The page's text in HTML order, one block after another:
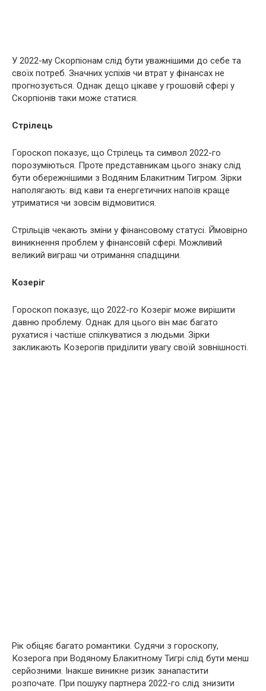
У 2022-му Скорпіонам слід бути уважнішими до себе та
своїх потреб. Значних успіхів чи втрат у фінансах не
прогнозується. Однак дещо цікаве у грошовій сфері у
Скорпіонів таки може статися.
Стрілець
Гороскоп показує, що Стрілець та символ 2022-го
порозуміються. Проте представникам цього знаку слід
бути обережнішими з Водяним Блакитним Тигром. Зірки
наполягають: від кави та енергетичних напоїв краще
утриматися чи зовсім відмовитися.
Стрільців чекають зміни у фінансовому статусі. Ймовірно
виникнення проблем у фінансовій сфері. Можливий
великий виграш чи отримання спадщини.
Козеріг
Гороскоп показує, що 2022-го Козеріг може вирішити
давню проблему. Однак для цього він має багато
рухатися і частіше спілкуватися з людьми. Зірки
закликають Козерогів приділити увагу своїй зовнішності.
Рік обіцяє багато романтики. Судячи з гороскопу,
Козерога при Водяному Блакитному Тигрі слід бути менш
серйозними. Інакше виникне ризик занапастити
розпочате. При пошуку партнера 2022-го слід знизити